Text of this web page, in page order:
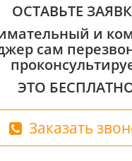
ОСТАВЬТЕ
и
сам
ЭТО
Заказать